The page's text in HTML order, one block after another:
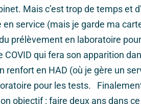
Mais c’est trop de temps et
service (mais je garde ma
prélèvement en laboratoire
COVID qui fera son apparition
en HAD (où je gère un
pour les tests.
objectif : faire deux ans dans